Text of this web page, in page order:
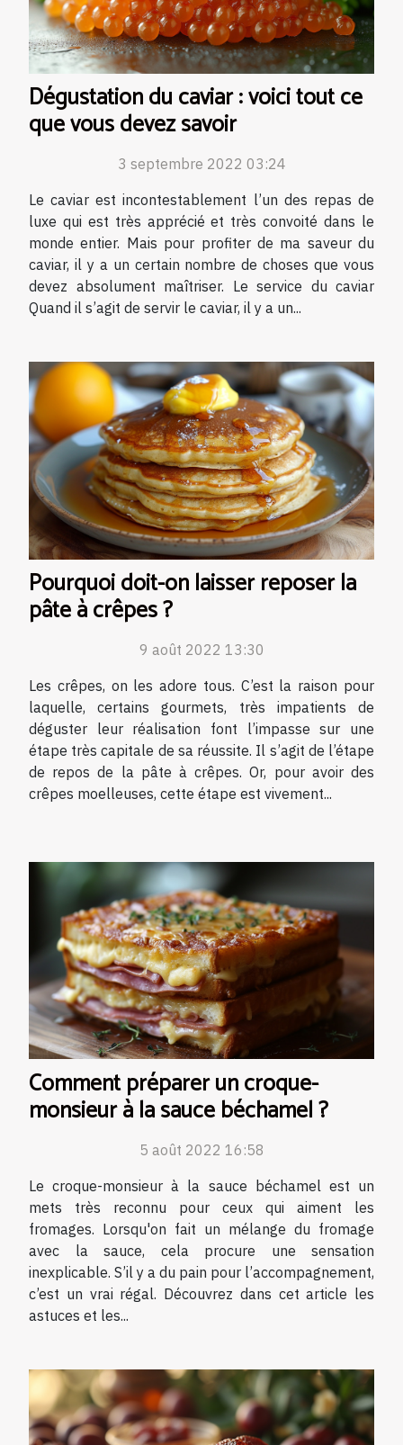
Dégustation du caviar : voici tout ce
que vous devez savoir
3 septembre 2022 03:24
Le caviar est incontestablement l’un des repas de
luxe qui est très apprécié et très convoité dans le
monde entier. Mais pour profiter de ma saveur du
caviar, il y a un certain nombre de choses que vous
devez absolument maîtriser. Le service du caviar
Quand il s’agit de servir le caviar, il y a un...
Pourquoi doit-on laisser reposer la
pâte à crêpes ?
9 août 2022 13:30
Les crêpes, on les adore tous. C’est la raison pour
laquelle, certains gourmets, très impatients de
déguster leur réalisation font l’impasse sur une
étape très capitale de sa réussite. Il s’agit de l’étape
de repos de la pâte à crêpes. Or, pour avoir des
crêpes moelleuses, cette étape est vivement...
Comment préparer un croque-
monsieur à la sauce béchamel ?
5 août 2022 16:58
Le croque-monsieur à la sauce béchamel est un
mets très reconnu pour ceux qui aiment les
fromages. Lorsqu'on fait un mélange du fromage
avec la sauce, cela procure une sensation
inexplicable. S’il y a du pain pour l’accompagnement,
c’est un vrai régal. Découvrez dans cet article les
astuces et les...